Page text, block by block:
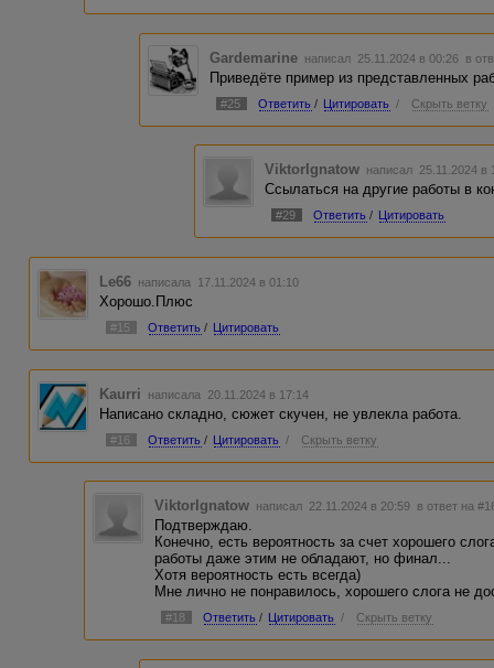
Gardemarine написал 25.11.2024 в 00:26 в
Приведёте пример из представленных
#25 Ответить / Цитировать / Скрыть ветку
ViktorIgnatow написал 25.11.2024
Ссылаться на другие работы в
#29 Ответить / Цитировать
Le66 написала 17.11.2024 в 01:10
Хорошо.Плюс
#15 Ответить / Цитировать
Kaurri написала 20.11.2024 в 17:14
Написано складно, сюжет скучен, не увлекла работа.
#16 Ответить / Цитировать / Скрыть ветку
ViktorIgnatow написал 22.11.2024 в 20:59 в ответ на
Подтверждаю.
Конечно, есть вероятность за счет хорошего
работы даже этим не обладают, но финал...
Хотя вероятность есть всегда)
Мне лично не понравилось, хорошего слога не
#18 Ответить / Цитировать / Скрыть ветку